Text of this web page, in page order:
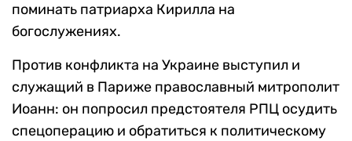
поминать патриарха Кирилла на
богослужениях.
Против конфликта на Украине выступил и
служащий в Париже православный митрополит
Иоанн: он попросил предстоятеля РПЦ осудить
спецоперацию и обратиться к политическому